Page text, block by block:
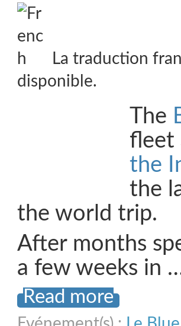
La traduction
disponible.
The
fleet
the
the
the world trip.
After months
a few weeks in
Read more